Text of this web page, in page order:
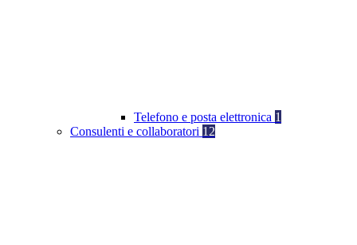
Telefono e posta elettronica 1
Consulenti e collaboratori 12